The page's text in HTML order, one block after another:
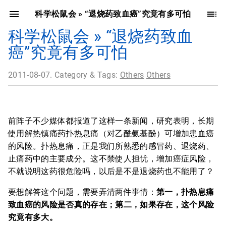
科学松鼠会 » “退烧药致血癌”究竟有多可怕
科学松鼠会 » “退烧药致血
癌”究竟有多可怕
2011-08-07. Category & Tags: Others Others
前阵子不少媒体都报道了这样一条新闻，研究表明，长期
使用解热镇痛药扑热息痛（对乙酰氨基酚）可增加患血癌
的风险。扑热息痛，正是我们所熟悉的感冒药、退烧药、
止痛药中的主要成分。这不禁使人担忧，增加癌症风险，
不就说明这药很危险吗，以后是不是退烧药也不能用了？
要想解答这个问题，需要弄清两件事情： 第一，扑热息痛
致血癌的风险是否真的存在；第二，如果存在，这个风险
究竟有多大。